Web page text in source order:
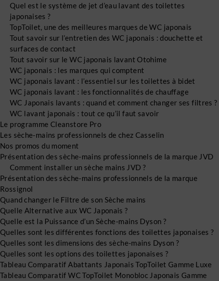
Quel est le système de jet d’eau lavant des toilettes
japonaises ?
TopToilet, une des meilleures marques de WC japonais
Tout savoir sur l’entretien des WC japonais : douchette et
surfaces de contact
Tout savoir sur le WC japonais lavant Otohime
WC japonais : les marques qui comptent
WC japonais lavant : l’essentiel sur les toilettes à bidet
WC japonais lavant : les fonctionnalités de chauffage
WC Japonais lavants : quand et comment changer ses filtres ?
WC lavant japonais : tout ce qu’il faut savoir
Le programme Cleanstore Pro
Les sèche-mains professionnels de chez Casselin
Nos promos du moment
Présentation des sèche-mains professionnels de la marque JVD
Comment installer un sèche mains JVD ?
Présentation des sèche-mains professionnels de la marque
Rossignol
Quand changer le Filtre de son Sèche mains
Quelle Alternative aux WC Japonais ?
Quelle est la Puissance d’un Sèche-mains Dyson ?
Quelles sont les différentes fonctions des toilettes japonaises ?
Quelles sont les dimensions des sèche-mains Dyson ?
Quelles sont les options des toilettes japonaises ?
Tableau Comparatif Abattants Japonais TopToilet Gamme Luxe
Tableau Comparatif WC TopToilet Monobloc Japonais Gamme